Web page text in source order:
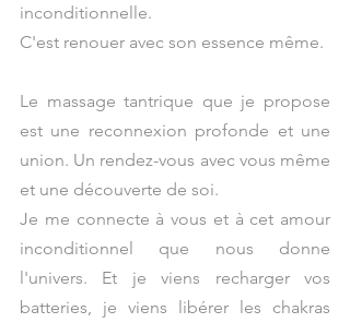
inconditionnelle.
C'est renouer avec son essence même.
Le massage tantrique que je propose
est une reconnexion profonde et une
union. Un rendez-vous avec vous même
et une découverte de soi.
Je me connecte à vous et à cet amour
inconditionnel que nous donne
l'univers. Et je viens recharger vos
batteries, je viens libérer les chakras